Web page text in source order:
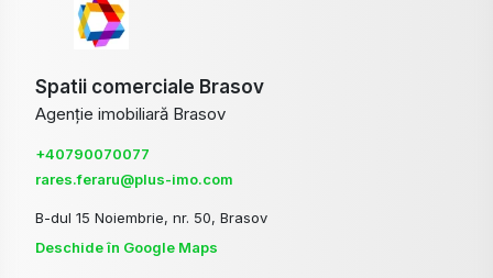
Spatii comerciale Brasov
Agenție imobiliară Brasov
+40790070077
rares.feraru@plus-imo.com
B-dul 15 Noiembrie, nr. 50, Brasov
Deschide în Google Maps